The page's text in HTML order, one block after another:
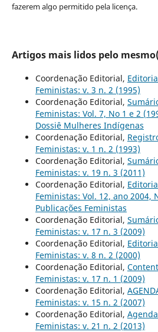
fazerem algo permitido pela licença.
Artigos mais lidos pelo
Coordenação Editorial,
Feministas: v. 3 n. 2 (1995)
Coordenação Editorial,
Feministas: Vol. 7, No 1 e 2
Dossiê Mulheres Indígenas
Coordenação Editorial,
Feministas: v. 1 n. 2 (1993)
Coordenação Editorial,
Feministas: v. 19 n. 3 (2011)
Coordenação Editorial,
Feministas: Vol. 12, ano 2004,
Publicações Feministas
Coordenação Editorial,
Feministas: v. 17 n. 3 (2009)
Coordenação Editorial,
Feministas: v. 8 n. 2 (2000)
Coordenação Editorial,
Feministas: v. 17 n. 1 (2009)
Coordenação Editorial,
Feministas: v. 15 n. 2 (2007)
Coordenação Editorial, Agenda
Feministas: v. 21 n. 2 (2013)